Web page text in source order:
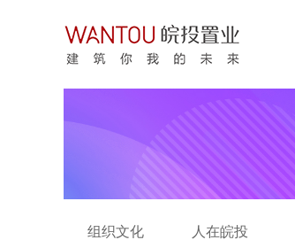
组织文化 人在皖投